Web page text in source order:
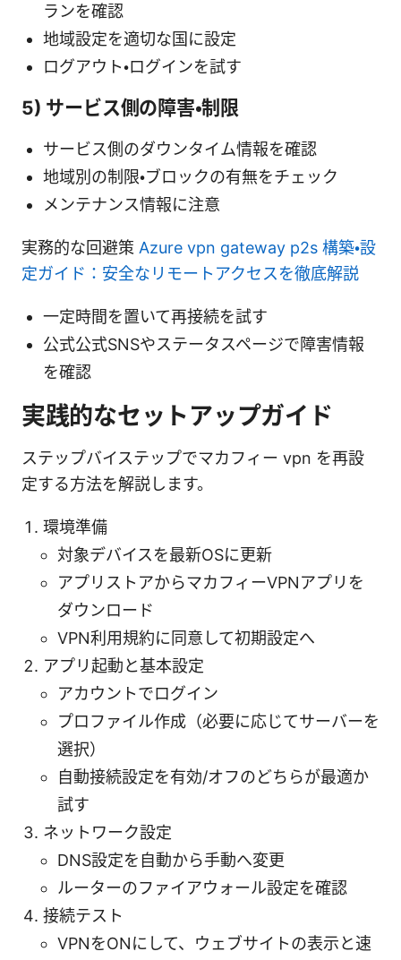
ランを確認
地域設定を適切な国に設定
ログアウト・ログインを試す
5) サービス側の障害・制限
サービス側のダウンタイム情報を確認
地域別の制限・ブロックの有無をチェック
メンテナンス情報に注意
実務的な回避策 Azure vpn gateway p2s 構築・設
定ガイド：安全なリモートアクセスを徹底解説
一定時間を置いて再接続を試す
公式公式SNSやステータスページで障害情報
を確認
実践的なセットアップガイド
ステップバイステップでマカフィー vpn を再設
定する方法を解説します。
環境準備
対象デバイスを最新OSに更新
アプリストアからマカフィーVPNアプリを
ダウンロード
VPN利用規約に同意して初期設定へ
アプリ起動と基本設定
アカウントでログイン
プロファイル作成（必要に応じてサーバーを
選択）
自動接続設定を有効/オフのどちらが最適か
試す
ネットワーク設定
DNS設定を自動から手動へ変更
ルーターのファイアウォール設定を確認
接続テスト
VPNをONにして、ウェブサイトの表示と速